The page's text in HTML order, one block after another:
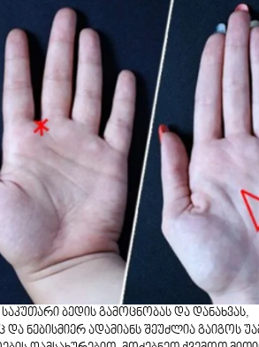
ბედის გამოცნობას და დანახვას,
ნებისმიერ ადამიანს შეუძლია გაიგოს